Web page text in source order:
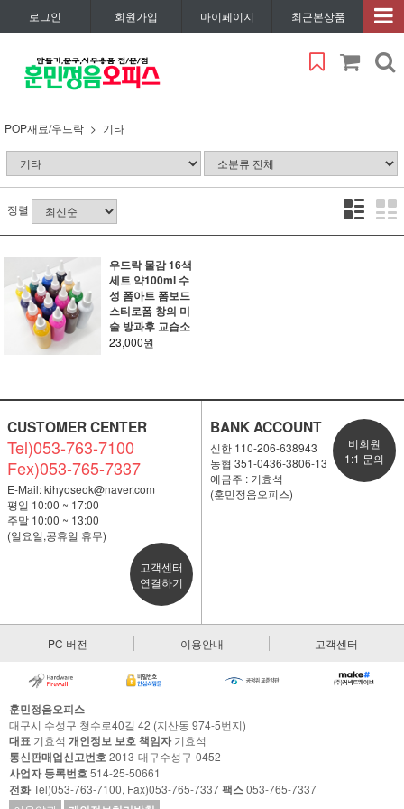
로그인 회원가입 마이페이지 최근본상품
POP재료/우드락 기타
정렬
우드락 물감 16색
세트 약100ml 수
성 폼아트 폼보드
스티로폼 창의 미
술 방과후 교습소
23,000원
CUSTOMER CENTER
Tel)053-763-7100
Fex)053-765-7337
E-Mail:kihyoseok@naver.com
평일 10:00 ~ 17:00
주말 10:00 ~ 13:00
(일요일,공휴일 휴무)
고객센터
연결하기
BANK ACCOUNT
신한 110-206-638943
농협 351-0436-3806-13
예금주 : 기효석
(훈민정음오피스)
비회원
1:1 문의
PC 버전 이용안내 고객센터
훈민정음오피스
대구시 수성구 청수로40길 42 (지산동 974-5번지)
대표 기효석 개인정보 보호 책임자기효석
통신판매업신고번호2013-대구수성구-0452
사업자 등록번호514-25-50661
전화Tel)053-763-7100, Fax)053-765-7337팩스053-765-7337